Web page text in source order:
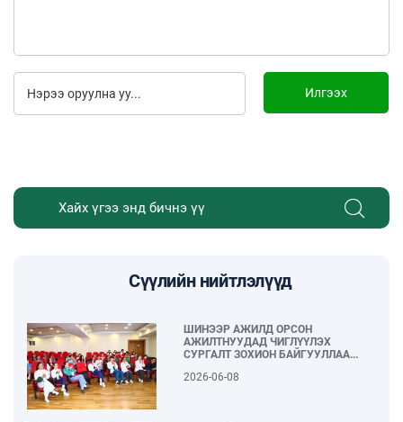
Илгээх
Сүүлийн нийтлэлүүд
ШИНЭЭР АЖИЛД ОРСОН
АЖИЛТНУУДАД ЧИГЛҮҮЛЭХ
СУРГАЛТ ЗОХИОН БАЙГУУЛЛАА...
2026-06-08